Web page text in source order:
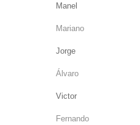
Manel
Mariano
Jorge
Álvaro
Victor
Fernando